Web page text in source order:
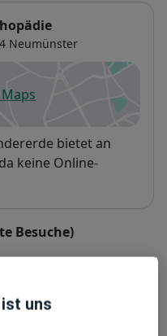
Neumünster
in einer neuen
bietet an
keine Online-
Besuche)
uns